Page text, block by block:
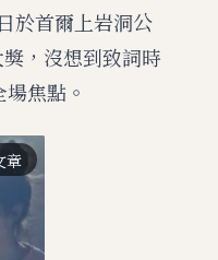
於首爾上岩洞公
，沒想到致詞時
焦點。
章